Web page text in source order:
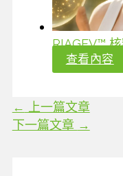
RIAGEV™
查看內容
←
上一篇文章
下一篇文章 →